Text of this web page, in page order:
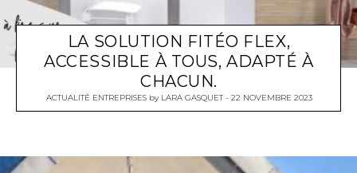
LA SOLUTION FITÉO FLEX,
ACCESSIBLE À TOUS, ADAPTÉ À
CHACUN.
ACTUALITÉ ENTREPRISESby LARA GASQUET 22 NOVEMBRE 2023